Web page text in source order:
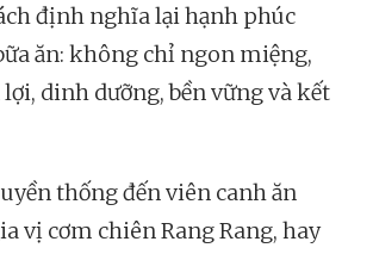
định nghĩa lại hạnh phúc
ăn: không chỉ ngon miệng,
dinh dưỡng, bền vững và kết
thống đến viên canh ăn
vị cơm chiên Rang Rang, hay